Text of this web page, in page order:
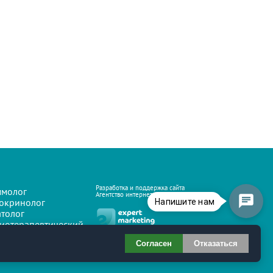
Разработка и поддержка сайта
Агентство интернет-маркетинга
Согласен Отказаться
Напишите нам